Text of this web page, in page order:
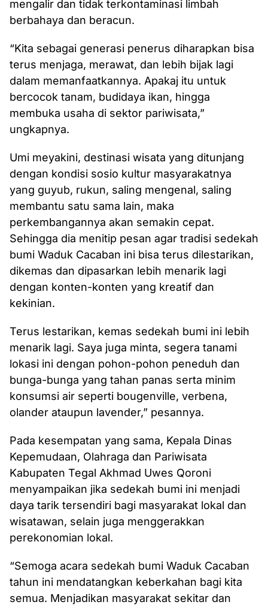
mengalir dan tidak terkontaminasi limbah
berbahaya dan beracun.
“Kita sebagai generasi penerus diharapkan bisa
terus menjaga, merawat, dan lebih bijak lagi
dalam memanfaatkannya. Apakaj itu untuk
bercocok tanam, budidaya ikan, hingga
membuka usaha di sektor pariwisata,”
ungkapnya.
Umi meyakini, destinasi wisata yang ditunjang
dengan kondisi sosio kultur masyarakatnya
yang guyub, rukun, saling mengenal, saling
membantu satu sama lain, maka
perkembangannya akan semakin cepat.
Sehingga dia menitip pesan agar tradisi sedekah
bumi Waduk Cacaban ini bisa terus dilestarikan,
dikemas dan dipasarkan lebih menarik lagi
dengan konten-konten yang kreatif dan
kekinian.
Terus lestarikan, kemas sedekah bumi ini lebih
menarik lagi. Saya juga minta, segera tanami
lokasi ini dengan pohon-pohon peneduh dan
bunga-bunga yang tahan panas serta minim
konsumsi air seperti bougenville, verbena,
olander ataupun lavender,” pesannya.
Pada kesempatan yang sama, Kepala Dinas
Kepemudaan, Olahraga dan Pariwisata
Kabupaten Tegal Akhmad Uwes Qoroni
menyampaikan jika sedekah bumi ini menjadi
daya tarik tersendiri bagi masyarakat lokal dan
wisatawan, selain juga menggerakkan
perekonomian lokal.
“Semoga acara sedekah bumi Waduk Cacaban
tahun ini mendatangkan keberkahan bagi kita
semua. Menjadikan masyarakat sekitar dan